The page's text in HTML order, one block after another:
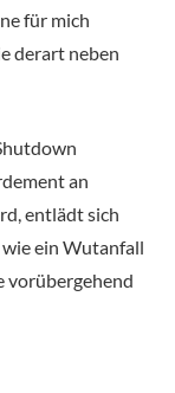
für mich
derart neben
an
entlädt sich
ein Wutanfall
vorübergehend